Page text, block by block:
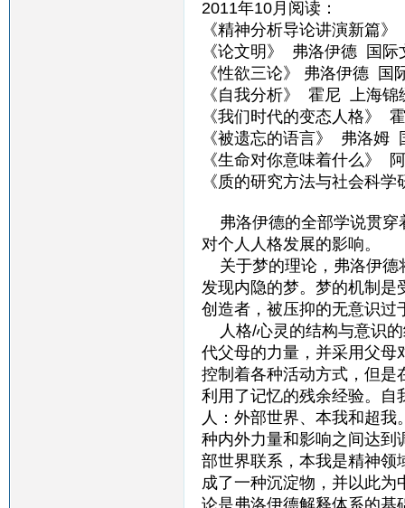
2011年10月阅读：
《精神分析导论讲演新篇
《论文明》 弗洛伊德 国际
《性欲三论》 弗洛伊德 国
《自我分析》 霍尼 上海锦
《我们时代的变态人格》
《被遗忘的语言》 弗洛姆
《生命对你意味着什么》
《质的研究方法与社会科
弗洛伊德的全部学说贯穿
对个人人格发展的影响。
关于梦的理论，弗洛伊德
发现内隐的梦。梦的机制是
创造者，被压抑的无意识过
人格/心灵的结构与意识的
代父母的力量，并采用父母
控制着各种活动方式，但是
利用了记忆的残余经验。自
人：外部世界、本我和超
种内外力量和影响之间达到
部世界联系，本我是精神领
成了一种沉淀物，并以此为